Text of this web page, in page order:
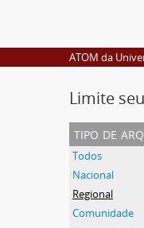
ATOM da
Limite
tipo de
Todos
Nacional
Regional
Comunidade